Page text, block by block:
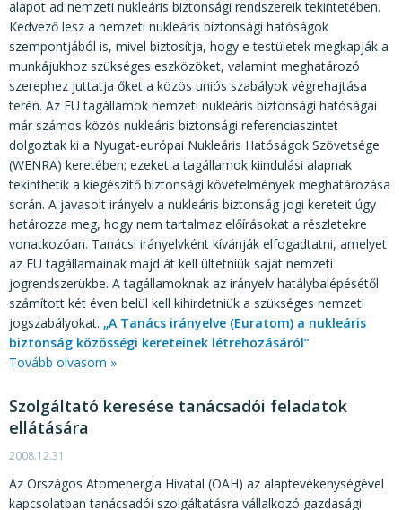
alapot ad nemzeti nukleáris biztonsági rendszereik tekintetében.
Kedvező lesz a nemzeti nukleáris biztonsági hatóságok
szempontjából is, mivel biztosítja, hogy e testületek megkapják a
munkájukhoz szükséges eszközöket, valamint meghatározó
szerephez juttatja őket a közös uniós szabályok végrehajtása
terén. Az EU tagállamok nemzeti nukleáris biztonsági hatóságai
már számos közös nukleáris biztonsági referenciaszintet
dolgoztak ki a Nyugat-európai Nukleáris Hatóságok Szövetsége
(WENRA) keretében; ezeket a tagállamok kiindulási alapnak
tekinthetik a kiegészítő biztonsági követelmények meghatározása
során. A javasolt irányelv a nukleáris biztonság jogi kereteit úgy
határozza meg, hogy nem tartalmaz előírásokat a részletekre
vonatkozóan. Tanácsi irányelvként kívánják elfogadtatni, amelyet
az EU tagállamainak majd át kell ültetniük saját nemzeti
jogrendszerükbe. A tagállamoknak az irányelv hatálybalépésétől
számított két éven belül kell kihirdetniük a szükséges nemzeti
jogszabályokat. „A Tanács irányelve (Euratom) a nukleáris
biztonság közösségi kereteinek létrehozásáról”
Tovább olvasom »
Szolgáltató keresése tanácsadói feladatok
ellátására
2008.12.31
Az Országos Atomenergia Hivatal (OAH) az alaptevékenységével
kapcsolatban tanácsadói szolgáltatásra vállalkozó gazdasági